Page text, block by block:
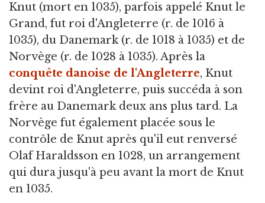
Knut (mort en 1035), parfois appelé Knut le
Grand, fut roi d'Angleterre (r. de 1016 à
1035), du Danemark (r. de 1018 à 1035) et de
Norvège (r. de 1028 à 1035). Après la
conquête danoise de l'Angleterre, Knut
devint roi d'Angleterre, puis succéda à son
frère au Danemark deux ans plus tard. La
Norvège fut également placée sous le
contrôle de Knut après qu'il eut renversé
Olaf Haraldsson en 1028, un arrangement
qui dura jusqu'à peu avant la mort de Knut
en 1035.